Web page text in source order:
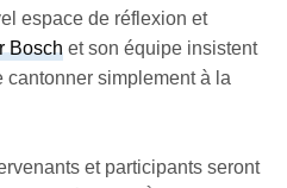
espace de réflexion et
Bosch et son équipe insistent
simplement à la
et participants seront